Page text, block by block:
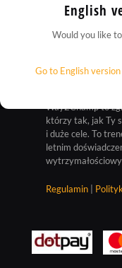
Way2Champ to
którzy tak, jak Ty
i duże cele. To
letnim
Regulamin
English
Would you like
Go to English version